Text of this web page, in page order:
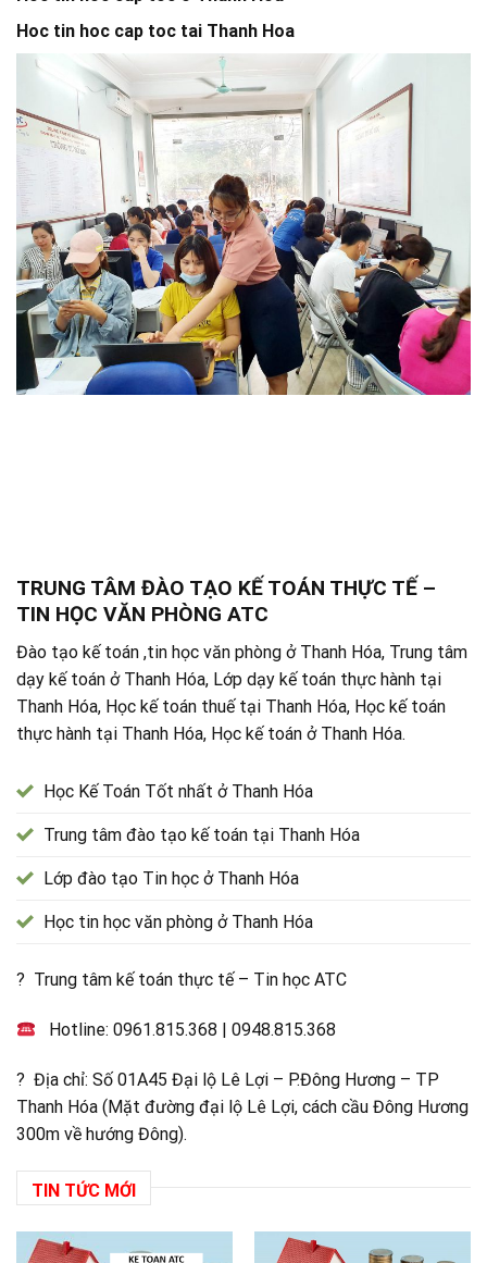
Hoc tin hoc cap toc tai Thanh Hoa
TRUNG TÂM ĐÀO TẠO KẾ TOÁN THỰC TẾ –
TIN HỌC VĂN PHÒNG ATC
Đào tạo kế toán ,tin học văn phòng ở Thanh Hóa, Trung tâm
dạy kế toán ở Thanh Hóa, Lớp dạy kế toán thực hành tại
Thanh Hóa, Học kế toán thuế tại Thanh Hóa, Học kế toán
thực hành tại Thanh Hóa, Học kế toán ở Thanh Hóa.
Học Kế Toán Tốt nhất ở Thanh Hóa
Trung tâm đào tạo kế toán tại Thanh Hóa
Lớp đào tạo Tin học ở Thanh Hóa
Học tin học văn phòng ở Thanh Hóa
? Trung tâm kế toán thực tế – Tin học ATC
Hotline:0961.815.368 |0948.815.368
? Địa chỉ: Số 01A45 Đại lộ Lê Lợi – P.Đông Hương – TP
Thanh Hóa (Mặt đường đại lộ Lê Lợi, cách cầu Đông Hương
300m về hướng Đông).
TIN TỨC MỚI